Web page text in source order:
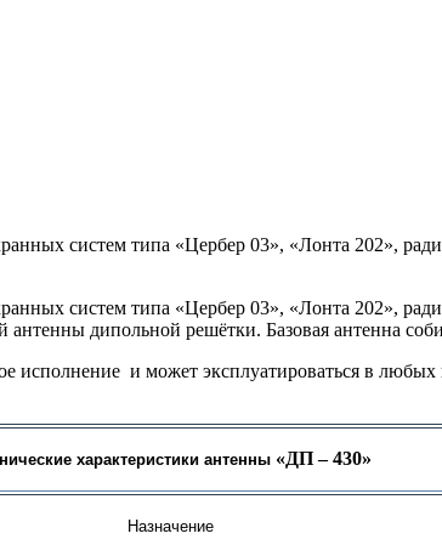
систем типа «Цербер 03», «Лонта 202»,
систем типа «Цербер 03», «Лонта 202»,
антенны дипольной решётки. Базовая антенна
исполнение и может эксплуатироваться в
характеристики антенны «ДП – 430»
Назначение